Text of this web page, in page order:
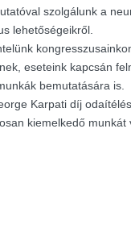
szolgálunk a
lehetőségeikről.
eseteink kapcsán
bemutatására is.
Karpati díj
kiemelkedő munkát